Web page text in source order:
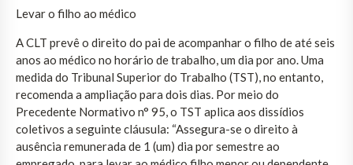
Levar o filho ao médico
A CLT prevê o direito do pai de acompanhar o filho de até seis
anos ao médico no horário de trabalho, um dia por ano. Uma
medida do Tribunal Superior do Trabalho (TST), no entanto,
recomenda a ampliação para dois dias. Por meio do
Precedente Normativo n° 95, o TST aplica aos dissídios
coletivos a seguinte cláusula: “Assegura-se o direito à
ausência remunerada de 1 (um) dia por semestre ao